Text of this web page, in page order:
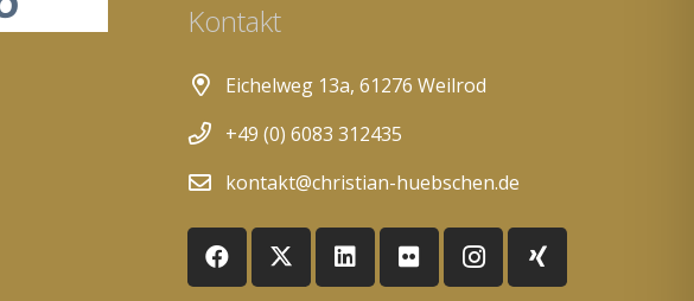
Kontakt
Eichelweg 13a, 61276 Weilrod
+49 (0) 6083 312435
kontakt@christian-huebschen.de